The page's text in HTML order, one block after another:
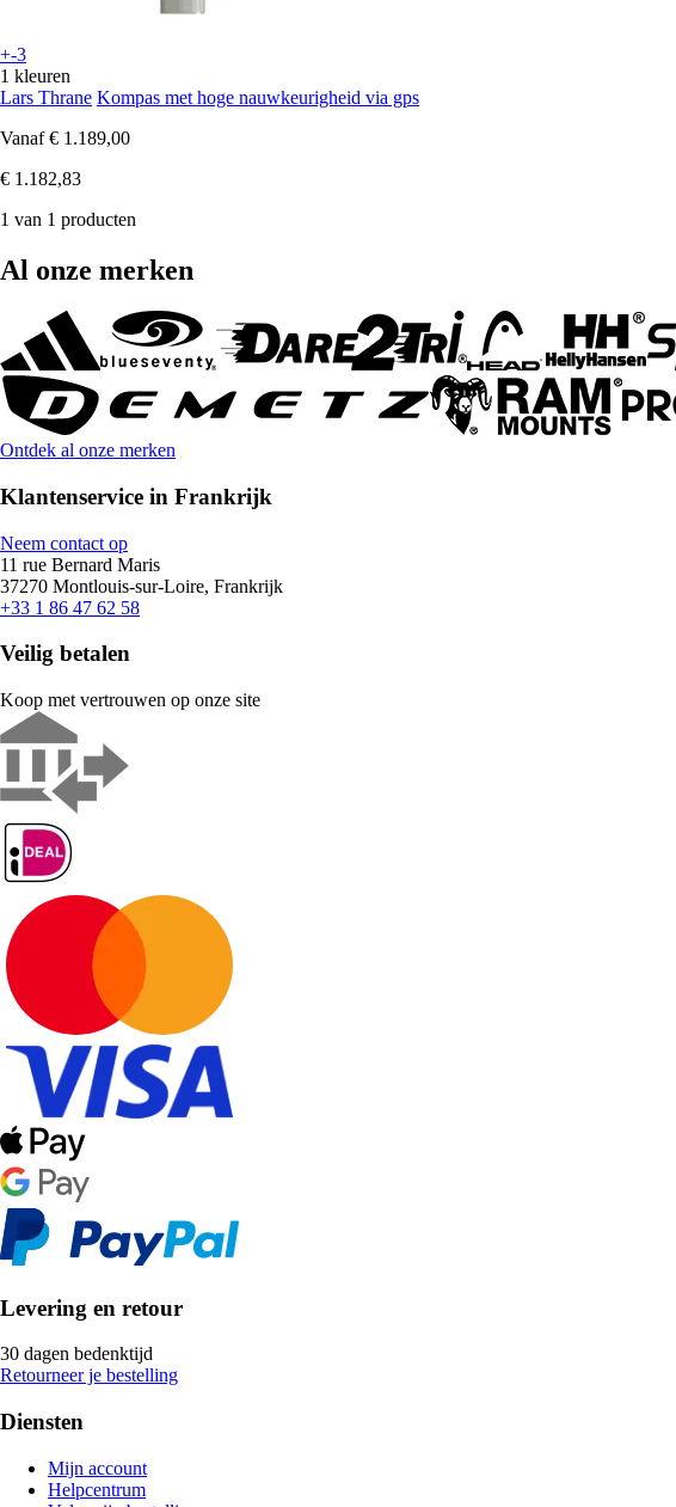
+-3
1 kleuren
Lars Thrane Kompas met hoge nauwkeurigheid via gps
Vanaf € 1.189,00
€ 1.182,83
1 van 1 producten
Al onze merken
Ontdek al onze merken
Klantenservice in Frankrijk
Neem contact op
11 rue Bernard Maris
37270 Montlouis-sur-Loire, Frankrijk
+33 1 86 47 62 58
Veilig betalen
Koop met vertrouwen op onze site
Levering en retour
30 dagen bedenktijd
Retourneer je bestelling
Diensten
Mijn account
Helpcentrum